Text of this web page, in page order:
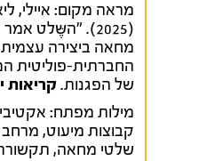
מראה מקום: איילי,
(2025). "השֶּלט
מחאה ביצירה עצמית
החברתית-פוליטית
של הפגנות.קריאות
מילות מפתח:
קבוצות מיעוט, מרחב
שלטי מחאה,